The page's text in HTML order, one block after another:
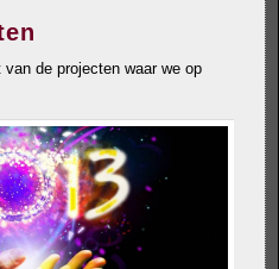
de projecten waar we op